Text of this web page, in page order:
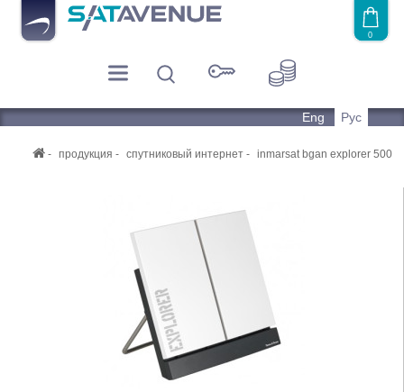
0
Eng Рус
продукция спутниковый интернет inmarsat bgan explorer 500